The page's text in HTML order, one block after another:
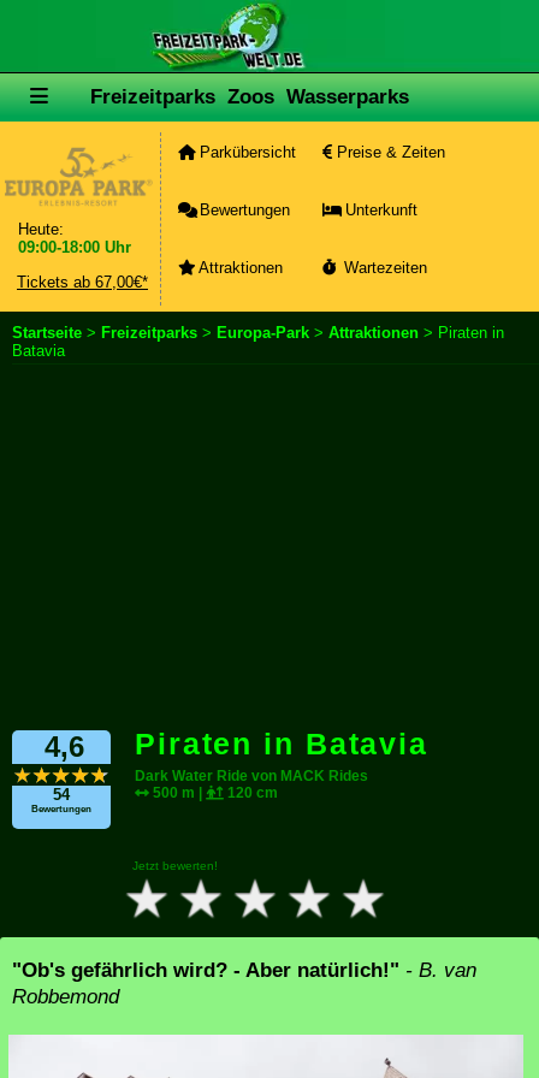
Freizeitparks Zoos Wasserparks
Heute:
09:00-18:00 Uhr
Tickets ab 67,00€*
Parkübersicht Preise & Zeiten
Bewertungen Unterkunft
Attraktionen Wartezeiten
Startseite > Freizeitparks > Europa-Park > Attraktionen > Piraten in
Batavia
4,6
54
Bewertungen
Piraten in Batavia
Dark Water Ride von MACK Rides
500 m |
120 cm
Jetzt bewerten!
"Ob's gefährlich wird? - Aber natürlich!" - B. van
Robbemond